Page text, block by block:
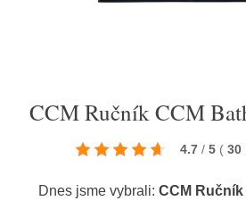
CCM Ručník CCM
4.7 / 5 ( 30
Dnes jsme vybrali: CCM Ručník